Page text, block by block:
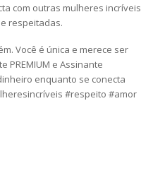
com outras mulheres incríveis
respeitadas.
Você é única e merece ser
PREMIUM e Assinante
enquanto se conecta
#respeito #amor